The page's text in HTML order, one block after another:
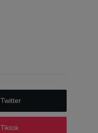
Twitter
Tiktok